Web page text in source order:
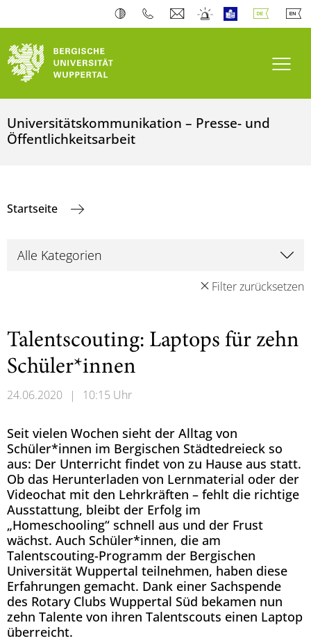
Universitätskommunikation – Presse- und
Öffentlichkeitsarbeit
Startseite
Filter zurücksetzen
Talentscouting: Laptops für zehn
Schüler*innen
24.06.2020 | 10:15 Uhr
Seit vielen Wochen sieht der Alltag von
Schüler*innen im Bergischen Städtedreieck so
aus: Der Unterricht findet von zu Hause aus statt.
Ob das Herunterladen von Lernmaterial oder der
Videochat mit den Lehrkräften – fehlt die richtige
Ausstattung, bleibt der Erfolg im
„Homeschooling“ schnell aus und der Frust
wächst. Auch Schüler*innen, die am
Talentscouting-Programm der Bergischen
Universität Wuppertal teilnehmen, haben diese
Erfahrungen gemacht. Dank einer Sachspende
des Rotary Clubs Wuppertal Süd bekamen nun
zehn Talente von ihren Talentscouts einen Laptop
überreicht.